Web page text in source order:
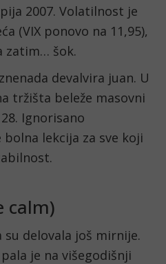
2007. Volatilnost je
(VIX ponovo na 11,95),
zatim… šok.
devalvira juan. U
tržišta beleže masovni
Ignorisano
lekcija za sve koji
calm)
delovala još mirnije.
je na višegodišnji